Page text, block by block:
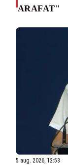
ARAFAT"
5 aug. 2026, 12:53